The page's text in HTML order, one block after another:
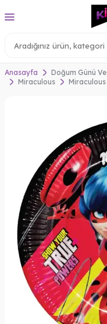
Anasayfa Doğum Günü
Miraculous